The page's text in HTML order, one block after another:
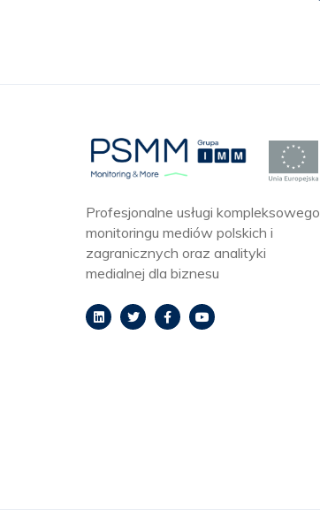
Profesjonalne usługi kompleksowego
monitoringu mediów polskich i
zagranicznych oraz analityki
medialnej dla biznesu